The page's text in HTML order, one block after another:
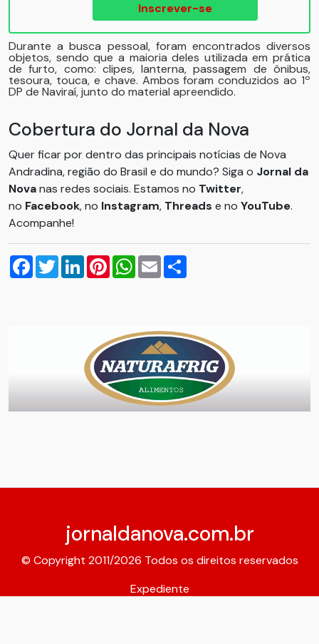
Inscrever-se
Durante a busca pessoal, foram encontrados diversos
objetos, sendo que a maioria deles utilizada em prática
de furto, como: clipes, lanterna, passagem de ônibus,
tesoura, touca, e chave. Ambos foram conduzidos ao 1º
DP de Naviraí, junto do material apreendido.
Cobertura do Jornal da Nova
Quer ficar por dentro das principais notícias de Nova
Andradina, região do Brasil e do mundo? Siga o Jornal da
Novanas redes sociais. Estamos no Twitter,
no Facebook, no Instagram, Threads e no YouTube.
Acompanhe!
Facebook
TwitterLinkedInPinterestWhatsApp
Email
jornaldanova.com.br
© Copyright 2011/2026 Todos os direitos reservados
Expediente